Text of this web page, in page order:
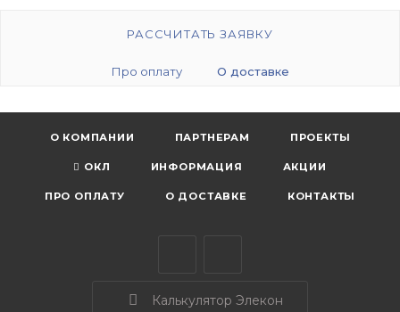
РАССЧИТАТЬ ЗАЯВКУ
Про оплату О доставке
О КОМПАНИИ ПАРТНЕРАМ ПРОЕКТЫ
ОКЛ ИНФОРМАЦИЯ АКЦИИ
ПРО ОПЛАТУ О ДОСТАВКЕ КОНТАКТЫ
Калькулятор Элекон